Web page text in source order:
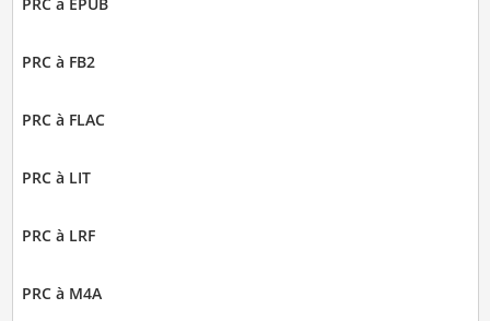
PRC à EPUB
PRC à FB2
PRC à FLAC
PRC à LIT
PRC à LRF
PRC à M4A